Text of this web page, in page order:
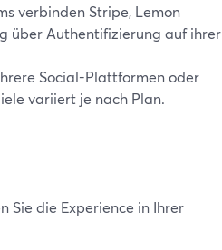
verbinden Stripe, Lemon
über Authentifizierung auf ihrer
Social-Plattformen oder
variiert je nach Plan.
Sie die Experience in Ihrer